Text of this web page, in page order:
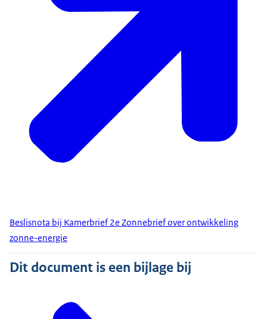
Beslisnota bij Kamerbrief 2e Zonnebrief over ontwikkeling
zonne-energie
Dit document is een bijlage bij